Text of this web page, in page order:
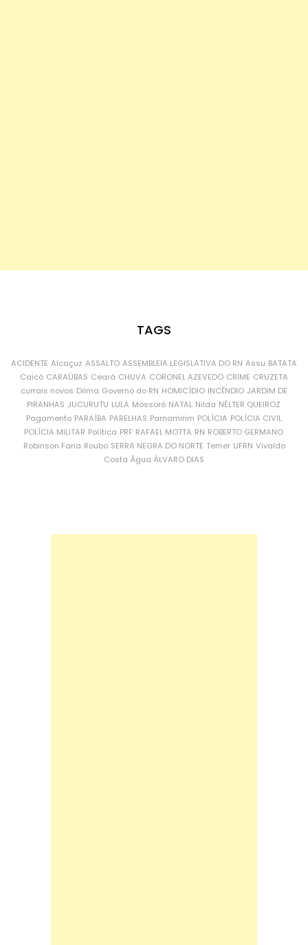
TAGS
ACIDENTE Alcaçuz ASSALTO ASSEMBLEIA LEGISLATIVA DO RN Assu BATATA
Caicó CARAÚBAS Ceará CHUVA CORONEL AZEVEDO CRIME CRUZETA
currais novos Dilma Governo do RN HOMICÍDIO INCÊNDIO JARDIM DE
PIRANHAS JUCURUTU LULA Mossoró NATAL Nilda NÉLTER QUEIROZ
Pagamento PARAÍBA PARELHAS Parnamirim POLÍCIA POLÍCIA CIVIL
POLÍCIA MILITAR Política PRF RAFAEL MOTTA RN ROBERTO GERMANO
Robinson Faria Roubo SERRA NEGRA DO NORTE Temer UFRN Vivaldo
Costa Água ÁLVARO DIAS